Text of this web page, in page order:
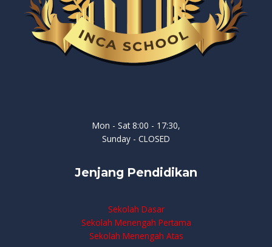
Mon - Sat 8:00 - 17:30,
Sunday - CLOSED
Jenjang Pendidikan
Sekolah Dasar
Sekolah Menengah Pertama
Sekolah Menengah Atas